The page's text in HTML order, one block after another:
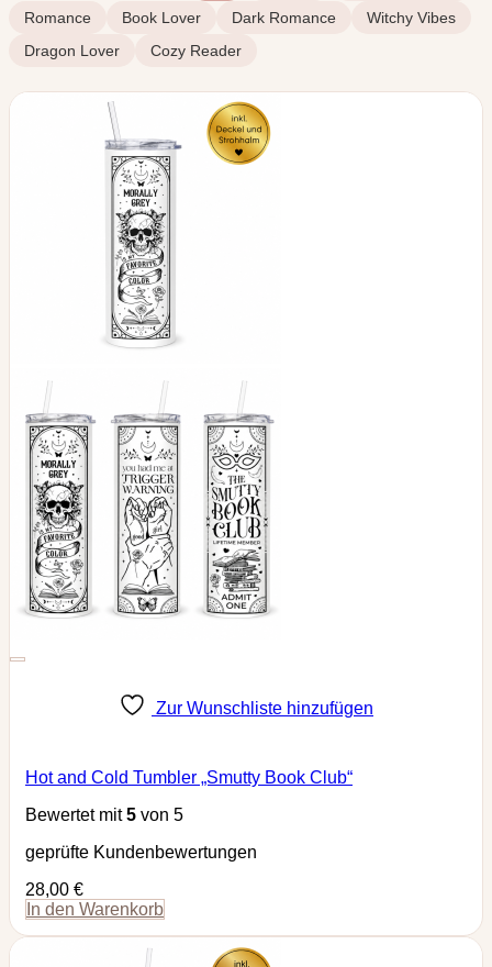
Romance
Book Lover Dark Romance
Witchy Vibes
Dragon Lover
Cozy Reader
Zur Wunschliste hinzufügen
Hot and Cold Tumbler „Smutty Book Club“
Bewertet mit5 von 5
geprüfte Kundenbewertungen
28,00 €
In den Warenkorb